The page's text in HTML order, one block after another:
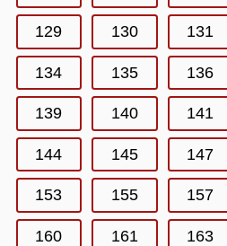
129 130 131
134 135 136
139 140 141
144 145 147
153 155 157
160 161 163